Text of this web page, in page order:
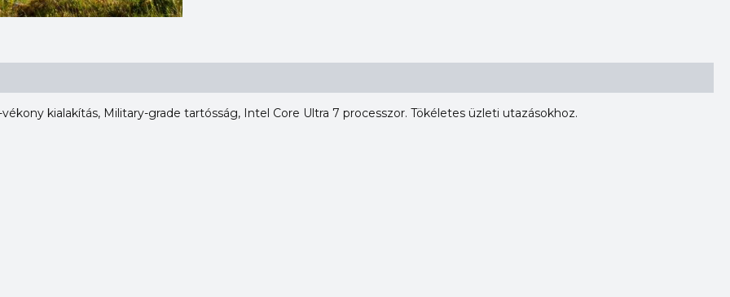
kialakítás, Military-grade tartósság, Intel Core Ultra 7 processzor. Tökéletes üzleti utazásokhoz.